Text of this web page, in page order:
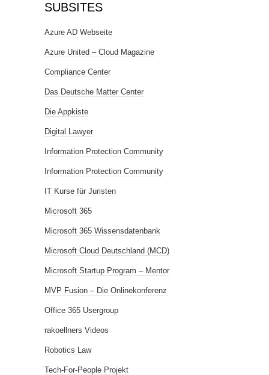
SUBSITES
Azure AD Webseite
Azure United – Cloud Magazine
Compliance Center
Das Deutsche Matter Center
Die Appkiste
Digital Lawyer
Information Protection Community
Information Protection Community
IT Kurse für Juristen
Microsoft 365
Microsoft 365 Wissensdatenbank
Microsoft Cloud Deutschland (MCD)
Microsoft Startup Program – Mentor
MVP Fusion – Die Onlinekonferenz
Office 365 Usergroup
rakoellners Videos
Robotics Law
Tech-For-People Projekt